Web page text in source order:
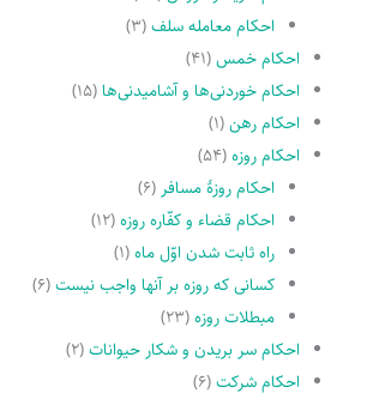
احکام معامله سلف(۳)
احکام خمس(۴۱)
احکام خوردنی‌ها و آشامیدنی‌ها(۱۵)
احکام رهن(۱)
احکام روزه(۵۴)
احکام روزۀ مسافر (۶)
احکام قضاء و کفّاره روزه(۱۲)
راه ثابت شدن اوّل ماه(۱)
کسانى که روزه بر آنها واجب نیست(۶)
مبطلات روزه(۲۳)
احکام سر بریدن و شکار حیوانات(۲)
احکام شرکت(۶)